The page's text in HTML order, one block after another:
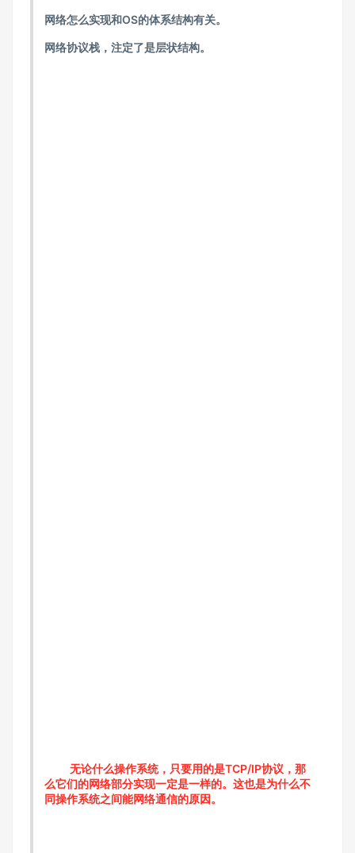
网络怎么实现和OS的体系结构有关。
网络协议栈，注定了是层状结构。
无论什么操作系统，只要用的是TCP/IP协议，那
么它们的网络部分实现一定是一样的。这也是为什么不
同操作系统之间能网络通信的原因。